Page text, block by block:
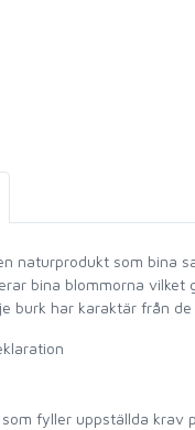
naturprodukt som bina
bina blommorna
burk har karaktär från
som fyller uppställda krav